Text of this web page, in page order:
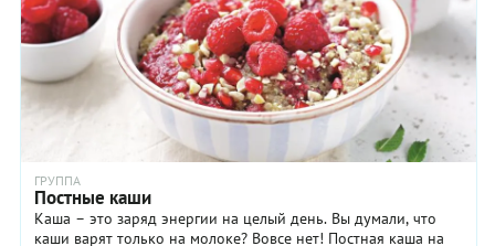
ГРУППА
Постные каши
Каша – это заряд энергии на целый день. Вы думали, что
каши варят только на молоке? Вовсе нет! Постная каша на